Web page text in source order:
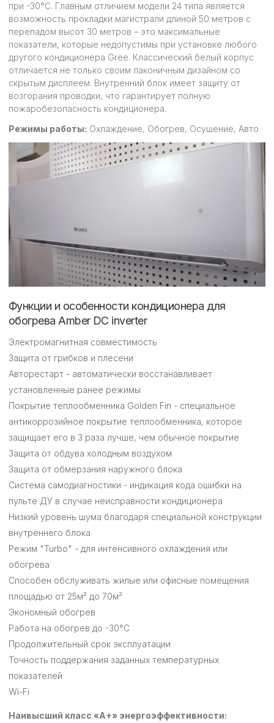
при -30°C. Главным отличием модели 24 типа является
возможность прокладки магистрали длиной 50 метров с
перепадом высот 30 метров – это максимальные
показатели, которые недопустимы при установке любого
другого кондиционера Gree. Классический белый корпус
отличается не только своим лаконичным дизайном со
скрытым дисплеем. Внутренний блок имеет защиту от
возгорания проводки, что гарантирует полную
пожаробезопасность кондиционера.
Режимы работы: Охлаждение, Обогрев, Осушение, Авто
Функции и особенности кондиционера для
обогрева Amber DC inverter
Электромагнитная совместимость
Защита от грибков и плесени
Авторестарт - автоматически восстанавливает
установленные ранее режимы
Покрытие теплообменника Golden Fin - специальное
антикоррозийное покрытие теплообменника, которое
защищает его в 3 раза лучше, чем обычное покрытие
Защита от обдува холодным воздухом
Защита от обмерзания наружного блока
Система самодиагностики - индикация кода ошибки на
пульте ДУ в случае неисправности кондиционера
Низкий уровень шума благодаря специальной конструкции
внутреннего блока
Режим "Turbo" - для интенсивного охлаждения или
обогрева
Способен обслуживать жилые или офисные помещения
площадью от 25м² до 70м²
Экономный обогрев
Работа на обогрев до -30°С
Продолжительный срок эксплуатации
Точность поддержания заданных температурных
показателей
Wi-Fi
Наивысший класс «A+» энергоэффективности: